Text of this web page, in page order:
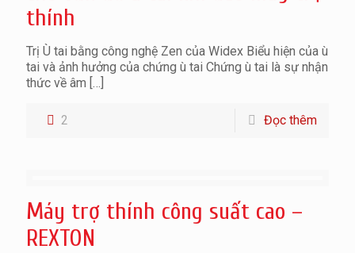
thính
Trị Ù tai bằng công nghệ Zen của Widex Biểu hiện của ù
tai và ảnh hưởng của chứng ù tai Chứng ù tai là sự nhận
thức về âm […]
2 Đọc thêm
Máy trợ thính công suất cao –
REXTON